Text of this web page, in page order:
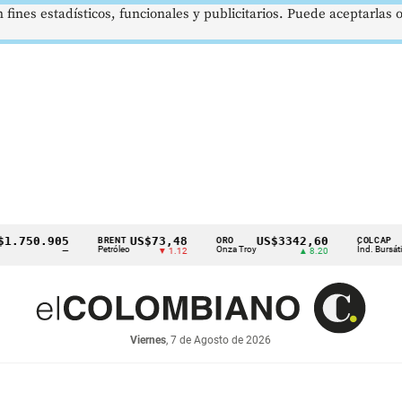
BRENT
Petróleo
US$73,48
▼ 1.12 Onza Troy
US$3342,60
▲ 8.20
COLCAP
Índ. Bursátil
Viernes, 7 de Agosto de 2026
estadísticos, funcionales y publicitarios. Puede aceptarlas